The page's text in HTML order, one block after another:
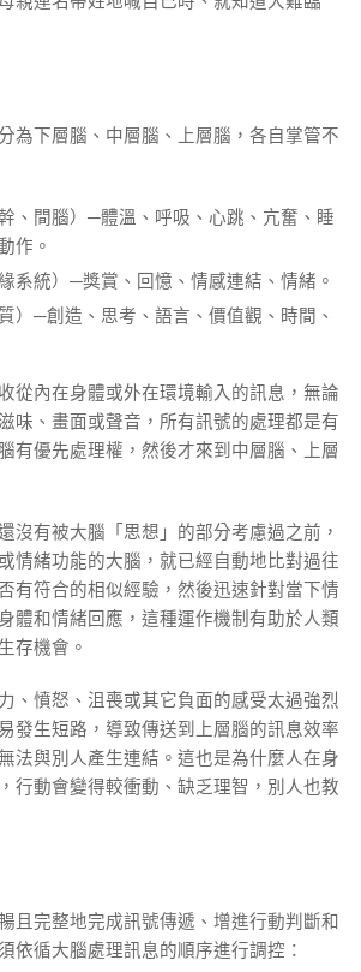
為下層腦、中層腦、上層腦，各自掌管不
、間腦）─體溫、呼吸、心跳、亢奮、睡
作。
系統）─獎賞、回憶、情感連結、情緒。
）─創造、思考、語言、價值觀、時間、
從內在身體或外在環境輸入的訊息，無論
味、畫面或聲音，所有訊號的處理都是有
有優先處理權，然後才來到中層腦、上層
沒有被大腦「思想」的部分考慮過之前，
情緒功能的大腦，就已經自動地比對過往
有符合的相似經驗，然後迅速針對當下情
體和情緒回應，這種運作機制有助於人類
存機會。
、憤怒、沮喪或其它負面的感受太過強烈
發生短路，導致傳送到上層腦的訊息效率
法與別人產生連結。這也是為什麼人在身
行動會變得較衝動、缺乏理智，別人也教
且完整地完成訊號傳遞、增進行動判斷和
依循大腦處理訊息的順序進行調控：